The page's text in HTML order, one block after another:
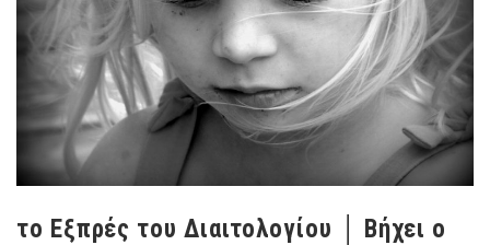
το Εξπρές του Διαιτολογίου │ Βήχει ο